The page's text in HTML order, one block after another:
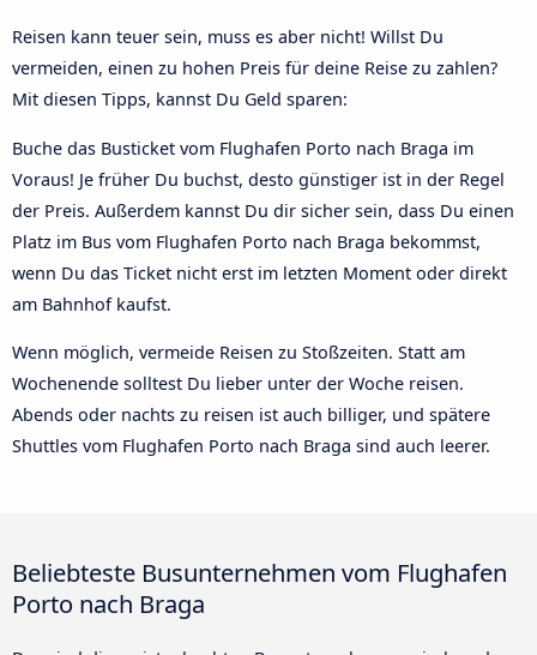
Reisen kann teuer sein, muss es aber nicht! Willst Du
vermeiden, einen zu hohen Preis für deine Reise zu zahlen?
Mit diesen Tipps, kannst Du Geld sparen:
Buche das Busticket vom Flughafen Porto nach Braga im
Voraus! Je früher Du buchst, desto günstiger ist in der Regel
der Preis. Außerdem kannst Du dir sicher sein, dass Du einen
Platz im Bus vom Flughafen Porto nach Braga bekommst,
wenn Du das Ticket nicht erst im letzten Moment oder direkt
am Bahnhof kaufst.
Wenn möglich, vermeide Reisen zu Stoßzeiten. Statt am
Wochenende solltest Du lieber unter der Woche reisen.
Abends oder nachts zu reisen ist auch billiger, und spätere
Shuttles vom Flughafen Porto nach Braga sind auch leerer.
Beliebteste Busunternehmen vom Flughafen
Porto nach Braga